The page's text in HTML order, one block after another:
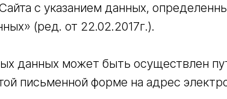
с указанием данных,
(ред. от 22.02.2017г.).
данных может быть осуществлен
письменной форме на адрес